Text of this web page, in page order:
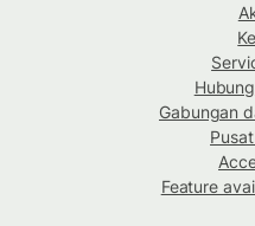
Gabungan
Feature